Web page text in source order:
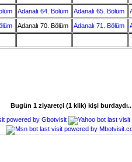
Adanalı 64. Bölüm Adanalı 65. Bölüm
Adanalı 70. Bölüm Adanalı 71. Bölüm
Bugün 1 ziyaretçi (1 klik) kişi